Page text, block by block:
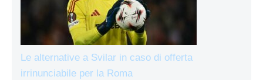
Le alternative a Svilar in caso di offerta
irrinunciabile per la Roma